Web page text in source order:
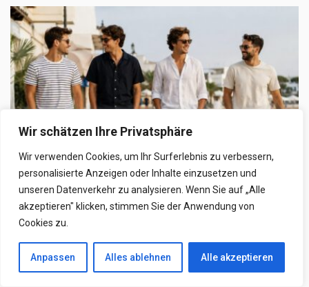
Wir schätzen Ihre Privatsphäre
Wir verwenden Cookies, um Ihr Surferlebnis zu verbessern,
personalisierte Anzeigen oder Inhalte einzusetzen und
unseren Datenverkehr zu analysieren. Wenn Sie auf „Alle
akzeptieren" klicken, stimmen Sie der Anwendung von
Cookies zu.
Anpassen Alles ablehnen Alle akzeptieren
MODE
Kurze Hosen Männer Style – Shorts für
Herren, sommerlich, vielseitig und moderne